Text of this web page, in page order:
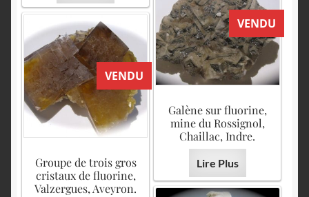
VENDU
Galène sur fluorine,
mine du Rossignol,
Chaillac, Indre.
Lire Plus
VENDU
Groupe de trois gros
cristaux de fluorine,
Valzergues, Aveyron.